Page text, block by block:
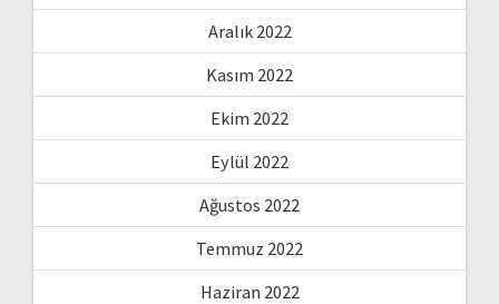
Aralık 2022
Kasım 2022
Ekim 2022
Eylül 2022
Ağustos 2022
Temmuz 2022
Haziran 2022